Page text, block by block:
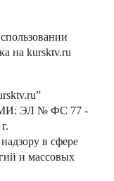
на kursktv.ru
СМИ: ЭЛ № ФС 77 -
в сфере
и массовых